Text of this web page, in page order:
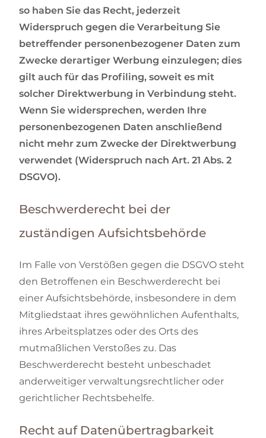
so haben Sie das Recht, jederzeit
Widerspruch gegen die Verarbeitung Sie
betreffender personenbezogener Daten zum
Zwecke derartiger Werbung einzulegen; dies
gilt auch für das Profiling, soweit es mit
solcher Direktwerbung in Verbindung steht.
Wenn Sie widersprechen, werden Ihre
personenbezogenen Daten anschließend
nicht mehr zum Zwecke der Direktwerbung
verwendet (Widerspruch nach Art. 21 Abs. 2
DSGVO).
Beschwerderecht bei der
zuständigen Aufsichtsbehörde
Im Falle von Verstößen gegen die DSGVO steht
den Betroffenen ein Beschwerderecht bei
einer Aufsichtsbehörde, insbesondere in dem
Mitgliedstaat ihres gewöhnlichen Aufenthalts,
ihres Arbeitsplatzes oder des Orts des
mutmaßlichen Verstoßes zu. Das
Beschwerderecht besteht unbeschadet
anderweitiger verwaltungsrechtlicher oder
gerichtlicher Rechtsbehelfe.
Recht auf Datenübertragbarkeit